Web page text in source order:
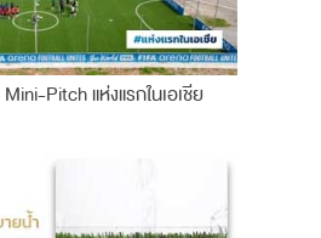
Pitch แห่งแรกในเอเชีย